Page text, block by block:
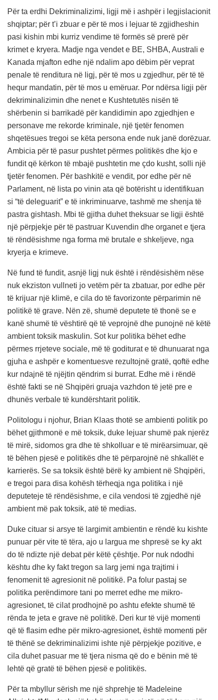
Për ta erdhi Dekriminalizimi, ligji më i ashpër i legjislacionit
shqiptar; për t’i zbuar e për të mos i lejuar të zgjidheshin
pasi kishin mbi kurriz vendime të formës së prerë për
krimet e kryera. Madje nga vendet e BE, SHBA, Australi e
Kanada mjafton edhe një ndalim apo dëbim për veprat
penale të renditura në ligj, për të mos u zgjedhur, për të të
hequr mandatin, për të mos u emëruar. Por ndërsa ligji për
dekriminalizimin dhe nenet e Kushtetutës nisën të
shërbenin si barrikadë për kandidimin apo zgjedhjen e
personave me rekorde kriminale, një tjetër fenomen
shqetësues tregoi se këta persona ende nuk janë dorëzuar.
Ambicia për të pasur pushtet përmes politikës dhe kjo e
fundit që kërkon të mbajë pushtetin me çdo kusht, solli një
tjetër fenomen. Për bashkitë e vendit, por edhe për në
Parlament, në lista po vinin ata që botërisht u identifikuan
si “të deleguarit” e të inkriminuarve, tashmë me shenja të
pastra gishtash. Mbi të gjitha duhet theksuar se ligji është
një përpjekje për të pastruar Kuvendin dhe organet e tjera
të rëndësishme nga forma më brutale e shkeljeve, nga
kryerja e krimeve.
Në fund të fundit, asnjë ligj nuk është i rëndësishëm nëse
nuk ekziston vullneti jo vetëm për ta zbatuar, por edhe për
të krijuar një klimë, e cila do të favorizonte përparimin në
politikë të grave. Nën zë, shumë deputete të thonë se e
kanë shumë të vështirë që të veprojnë dhe punojnë në këtë
ambient toksik maskulin. Sot kur politika bëhet edhe
përmes rrjeteve sociale, më të goditurat e të dhunuarat nga
gjuha e ashpër e komentuesve rezultojnë gratë, qoftë edhe
kur ndajnë të njëjtin qëndrim si burrat. Edhe më i rëndë
është fakti se në Shqipëri gruaja vazhdon të jetë pre e
dhunës verbale të kundërshtarit politik.
Politologu i njohur, Brian Klaas thotë se ambienti politik po
bëhet gjithmonë e më toksik, duke lejuar shumë pak njerëz
të mirë, sidomos gra dhe të shkolluar e të mirëarsimuar, që
të bëhen pjesë e politikës dhe të përparojnë në shkallët e
karrierës. Se sa toksik është bërë ky ambient në Shqipëri,
e tregoi para disa kohësh tërheqja nga politika i një
deputeteje të rëndësishme, e cila vendosi të zgjedhë një
ambient më pak toksik, atë të medias.
Duke cituar si arsye të largimit ambientin e rëndë ku kishte
punuar për vite të tëra, ajo u largua me shpresë se ky akt
do të ndizte një debat për këtë çështje. Por nuk ndodhi
kështu dhe ky fakt tregon sa larg jemi nga trajtimi i
fenomenit të agresionit në politikë. Pa folur pastaj se
politika perëndimore tani po merret edhe me mikro-
agresionet, të cilat prodhojnë po ashtu efekte shumë të
rënda te jeta e grave në politikë. Deri kur të vijë momenti
që të flasim edhe për mikro-agresionet, është momenti për
të thënë se dekriminalizimi ishte një përpjekje pozitive, e
cila duhet pasuar me të tjera nisma që do e bënin më të
lehtë që gratë të bëhen pjesë e politikës.
Për ta mbyllur sërish me një shprehje të Madeleine